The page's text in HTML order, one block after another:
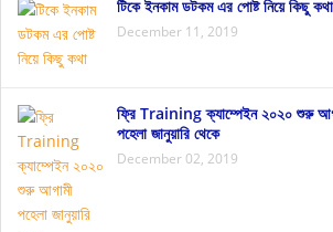
টিকে ইনকাম ডটকম এর পোষ্ট নিয়ে কিছু কথা
December 11, 2019
ফ্রি Training ক্যাম্পেইন ২০২০ শুরু
পহেলা জানুয়ারি থেকে
December 02, 2019